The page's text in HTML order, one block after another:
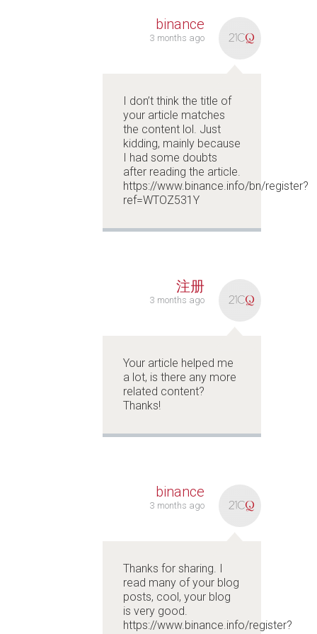
binance
3 months ago
I don’t think the title of
your article matches
the content lol. Just
kidding, mainly because
I had some doubts
after reading the article.
https://www.binance.info/bn/register?
ref=WTOZ531Y
注册
3 months ago
Your article helped me
a lot, is there any more
related content?
Thanks!
binance
3 months ago
Thanks for sharing. I
read many of your blog
posts, cool, your blog
is very good.
https://www.binance.info/register?